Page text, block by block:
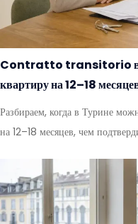
Contratto transitorio в
квартиру на 12–18
Разбираем, когда в Турине
на 12–18 месяцев, чем